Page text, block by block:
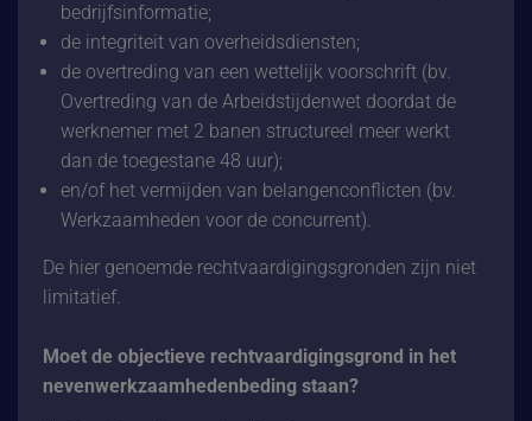
bedrijfsinformatie;
de integriteit van overheidsdiensten;
de overtreding van een wettelijk voorschrift (bv.
Overtreding van de Arbeidstijdenwet doordat de
werknemer met 2 banen structureel meer werkt
dan de toegestane 48 uur);
en/of het vermijden van belangenconflicten (bv.
Werkzaamheden voor de concurrent).
De hier genoemde rechtvaardigingsgronden zijn niet
limitatief.
Moet de objectieve rechtvaardigingsgrond in het
nevenwerkzaamhedenbeding staan?